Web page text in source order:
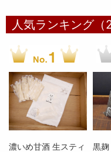
人気ランキング（
濃いめ甘酒 生スティ
黒麹